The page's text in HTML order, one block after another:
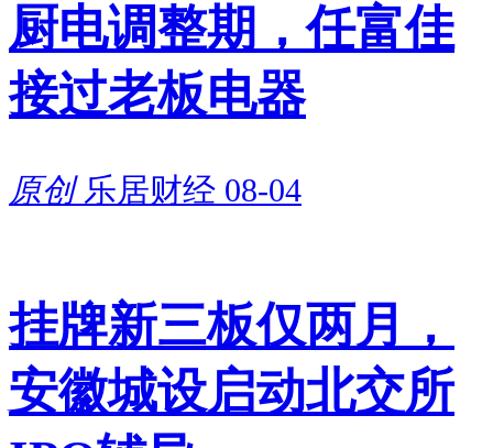
厨电调整期，任富佳
接过老板电器
原创 乐居财经 08-04
挂牌新三板仅两月，
安徽城设启动北交所